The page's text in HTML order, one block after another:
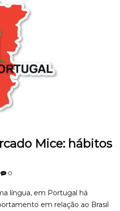
Mice: hábitos
0
língua, em Portugal há
em relação ao Brasil